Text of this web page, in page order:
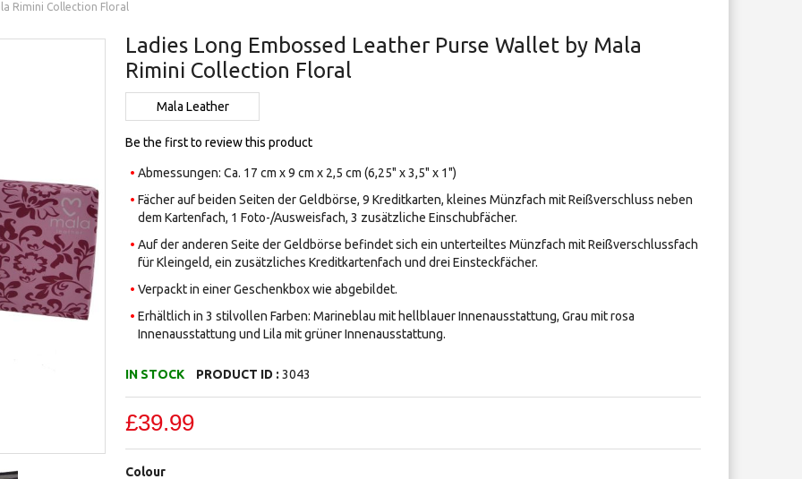
Rimini Collection Floral
Ladies Long Embossed Leather Purse Wallet by Mala
Rimini Collection Floral
Mala Leather
Be the first to review this product
Abmessungen: Ca. 17 cm x 9 cm x 2,5 cm (6,25" x 3,5" x 1")
Fächer auf beiden Seiten der Geldbörse, 9 Kreditkarten, kleines Münzfach mit Reißverschluss neben
dem Kartenfach, 1 Foto-/Ausweisfach, 3 zusätzliche Einschubfächer.
Auf der anderen Seite der Geldbörse befindet sich ein unterteiltes Münzfach mit Reißverschlussfach
für Kleingeld, ein zusätzliches Kreditkartenfach und drei Einsteckfächer.
Verpackt in einer Geschenkbox wie abgebildet.
Erhältlich in 3 stilvollen Farben: Marineblau mit hellblauer Innenausstattung, Grau mit rosa
Innenausstattung und Lila mit grüner Innenausstattung.
IN STOCK PRODUCT ID :3043
£39.99
Colour